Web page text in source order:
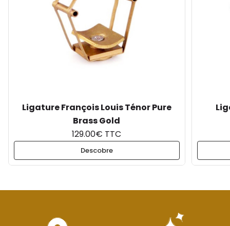
Ligature François Louis Ténor Pure
Brass Gold
129.00€ TTC
Descobre